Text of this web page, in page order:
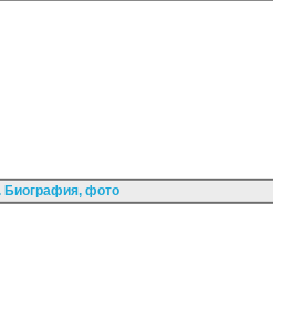
Биография, фото